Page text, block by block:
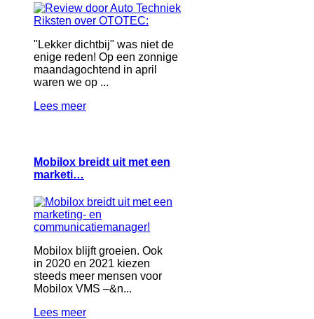
"Lekker dichtbij" was niet de
enige reden! Op een zonnige
maandagochtend in april
waren we op ...
Lees meer
Mobilox breidt uit met een
marketi…
Mobilox blijft groeien. Ook
in 2020 en 2021 kiezen
steeds meer mensen voor
Mobilox VMS –&n...
Lees meer